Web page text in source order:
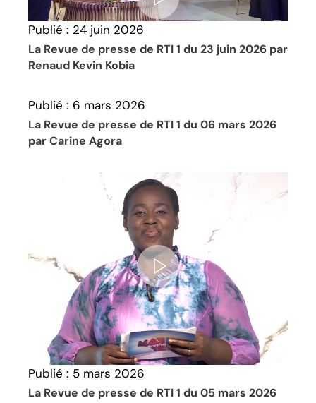
Publié : 24 juin 2026
La Revue de presse de RTI 1 du 23 juin 2026 par
Renaud Kevin Kobia
Publié : 6 mars 2026
La Revue de presse de RTI 1 du 06 mars 2026
par Carine Agora
Publié : 5 mars 2026
La Revue de presse de RTI 1 du 05 mars 2026